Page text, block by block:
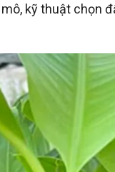
kỹ thuật chọn